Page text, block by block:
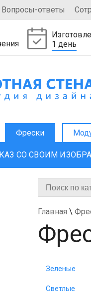
Вопросы-ответы
1 день
Фрески
СО СВОИМ
Главная \
Зеленые
Светлые